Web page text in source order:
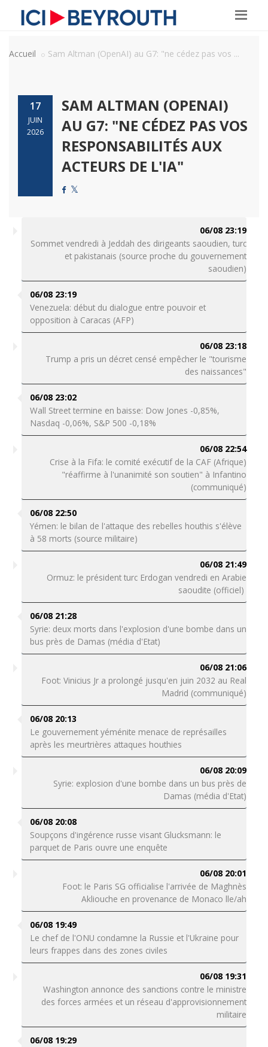
Accueil Sam Altman (OpenAI) au G7: "ne cédez pas vos ...
17
JUIN
2026
SAM ALTMAN (OPENAI)
AU G7: "NE CÉDEZ PAS VOS
RESPONSABILITÉS AUX
ACTEURS DE L'IA"
06/08 23:19
Sommet vendredi à Jeddah des dirigeants saoudien, turc
et pakistanais (source proche du gouvernement
saoudien)
06/08 23:19
Venezuela: début du dialogue entre pouvoir et
opposition à Caracas (AFP)
06/08 23:18
Trump a pris un décret censé empêcher le "tourisme
des naissances"
06/08 23:02
Wall Street termine en baisse: Dow Jones -0,85%,
Nasdaq -0,06%, S&P 500 -0,18%
06/08 22:54
Crise à la Fifa: le comité exécutif de la CAF (Afrique)
"réaffirme à l'unanimité son soutien" à Infantino
(communiqué)
06/08 22:50
Yémen: le bilan de l'attaque des rebelles houthis s'élève
à 58 morts (source militaire)
06/08 21:49
Ormuz: le président turc Erdogan vendredi en Arabie
saoudite (officiel)
06/08 21:28
Syrie: deux morts dans l'explosion d'une bombe dans un
bus près de Damas (média d'Etat)
06/08 21:06
Foot: Vinicius Jr a prolongé jusqu'en juin 2032 au Real
Madrid (communiqué)
06/08 20:13
Le gouvernement yéménite menace de représailles
après les meurtrières attaques houthies
06/08 20:09
Syrie: explosion d'une bombe dans un bus près de
Damas (média d'Etat)
06/08 20:08
Soupçons d'ingérence russe visant Glucksmann: le
parquet de Paris ouvre une enquête
06/08 20:01
Foot: le Paris SG officialise l'arrivée de Maghnès
Akliouche en provenance de Monaco lle/ah
06/08 19:49
Le chef de l'ONU condamne la Russie et l'Ukraine pour
leurs frappes dans des zones civiles
06/08 19:31
Washington annonce des sanctions contre le ministre
des forces armées et un réseau d'approvisionnement
militaire
06/08 19:29